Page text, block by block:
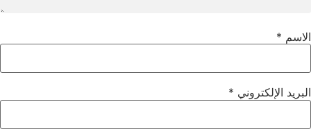
الاسم *
البريد الإلكتروني *